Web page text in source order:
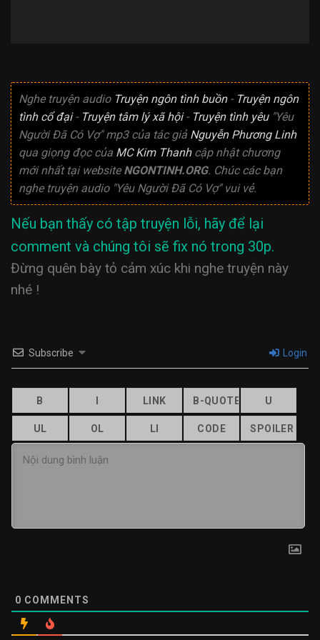
Nghe truyện audio Truyện ngôn tình buồn- Truyện ngôn
tình cổ đại- Truyện tâm lý xã hội- Truyện tình yêu"Yêu
Người Đã Có Vợ" mp3 của tác giả Nguyễn Phương Linh
qua giọng đọc của MC Kim Thanhcập nhật chương
mới nhất tại website NGONTINH.ORG. Chúc các bạn
nghe truyện audio "Yêu Người Đã Có Vợ" vui vẻ.
Nếu bạn thấy có tập truyện lỗi, hãy để lại
comment và chúng tôi sẽ fix nó trong 30p.
Đừng quên bày tỏ cảm xúc khi nghe truyện này
nhé !
Subscribe Login
0 COMMENTS